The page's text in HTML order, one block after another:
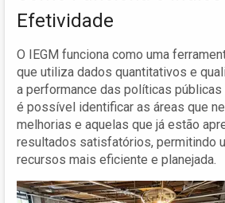
Efetividade
O IEGM funciona como uma
que utiliza dados quantitativos e
a performance das políticas públicas
é possível identificar as áreas que
melhorias e aquelas que já estão
resultados satisfatórios, permitindo
recursos mais eficiente e planejada.